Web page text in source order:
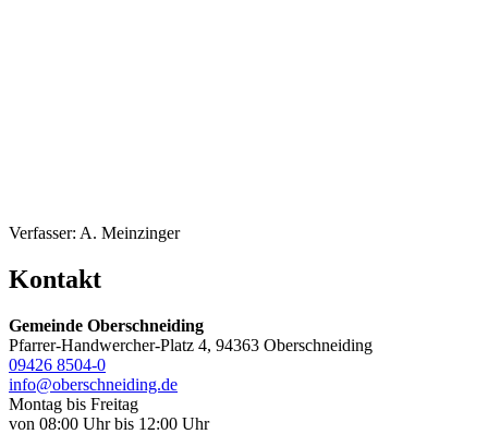
Verfasser: A. Meinzinger
Kontakt
Gemeinde Oberschneiding
Pfarrer-Handwercher-Platz 4, 94363 Oberschneiding
09426 8504-0
info@oberschneiding.de
Montag bis Freitag
von 08:00 Uhr bis 12:00 Uhr